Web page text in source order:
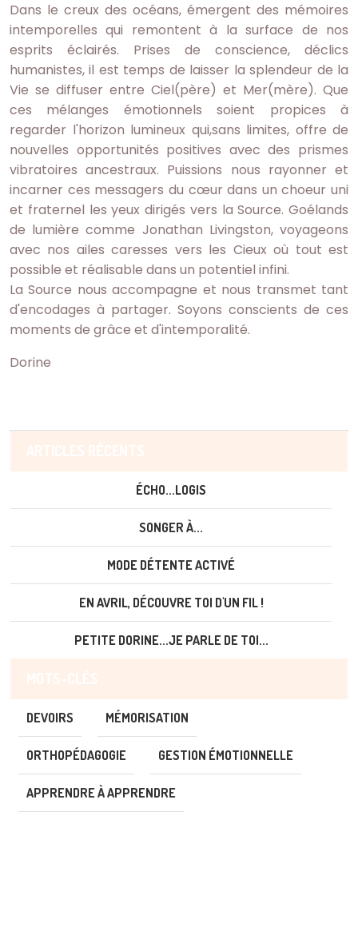
Dans le creux des océans, émergent des mémoires
intemporelles qui remontent à la surface de nos
esprits éclairés. Prises de conscience, déclics
humanistes, il est temps de laisser la splendeur de la
Vie se diffuser entre Ciel(père) et Mer(mère). Que
ces mélanges émotionnels soient propices à
regarder l'horizon lumineux qui,sans limites, offre de
nouvelles opportunités positives avec des prismes
vibratoires ancestraux. Puissions nous rayonner et
incarner ces messagers du cœur dans un choeur uni
et fraternel les yeux dirigés vers la Source. Goélands
de lumière comme Jonathan Livingston, voyageons
avec nos ailes caresses vers les Cieux où tout est
possible et réalisable dans un potentiel infini.
La Source nous accompagne et nous transmet tant
d'encodages à partager. Soyons conscients de ces
moments de grâce et d'intemporalité.
Dorine
ÉCHO...LOGIS
SONGER À...
MODE DÉTENTE ACTIVÉ
EN AVRIL, DÉCOUVRE TOI D'UN FIL !
PETITE DORINE...JE PARLE DE TOI...
DEVOIRS MÉMORISATION
ORTHOPÉDAGOGIE GESTION ÉMOTIONNELLE
APPRENDRE À APPRENDRE